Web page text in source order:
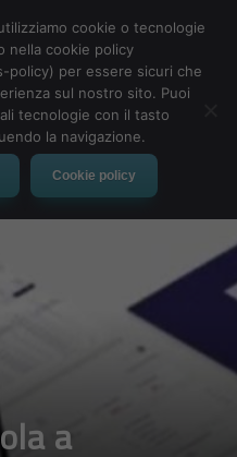
a
cookie o tecnologie
nella cookie policy
per essere sicuri che
sul nostro sito. Puoi
tecnologie con il tasto
la navigazione.
Cookie policy